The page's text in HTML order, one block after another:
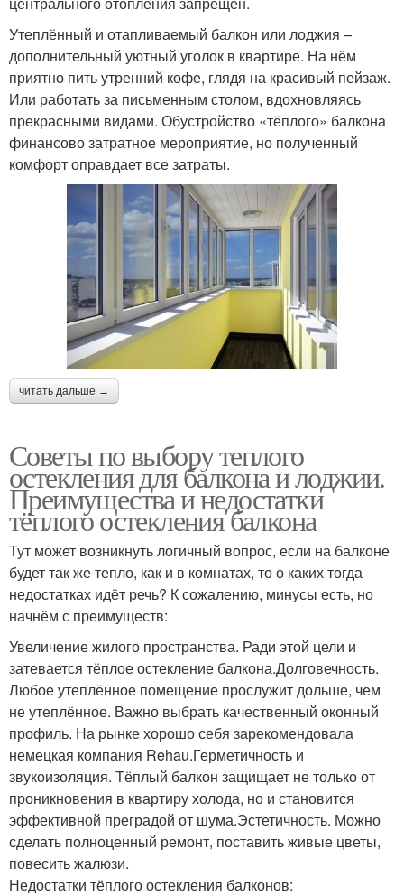
Утеплённый и отапливаемый балкон или лоджия –
дополнительный уютный уголок в квартире. На нём
приятно пить утренний кофе, глядя на красивый пейзаж.
Или работать за письменным столом, вдохновляясь
прекрасными видами. Обустройство «тёплого» балкона
финансово затратное мероприятие, но полученный
комфорт оправдает все затраты.
читать дальше →
Советы по выбору теплого
остекления для балкона и лоджии.
Преимущества и недостатки
тёплого остекления балкона
Тут может возникнуть логичный вопрос, если на балконе
будет так же тепло, как и в комнатах, то о каких тогда
недостатках идёт речь? К сожалению, минусы есть, но
начнём с преимуществ:
Увеличение жилого пространства. Ради этой цели и
затевается тёплое остекление балкона.Долговечность.
Любое утеплённое помещение прослужит дольше, чем
не утеплённое. Важно выбрать качественный оконный
профиль. На рынке хорошо себя зарекомендовала
немецкая компания Rehau.Герметичность и
звукоизоляция. Тёплый балкон защищает не только от
проникновения в квартиру холода, но и становится
эффективной преградой от шума.Эстетичность. Можно
сделать полноценный ремонт, поставить живые цветы,
повесить жалюзи.
Недостатки тёплого остекления балконов: